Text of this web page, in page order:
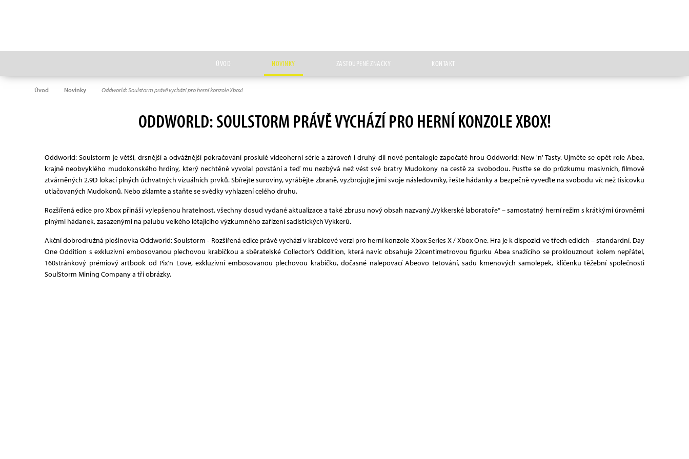
ÚVOD NOVINKY ZASTOUPENÉ ZNAČKY KONTAKT
Úvod Novinky Oddworld: Soulstorm právě vychází pro herní konzole Xbox!
ODDWORLD: SOULSTORM PRÁVĚ VYCHÁZÍ PRO HERNÍ KONZOLE XBOX!
Oddworld: Soulstorm je větší, drsnější a odvážnější pokračování proslulé videoherní série a zároveň i druhý díl nové pentalogie započaté hrou Oddworld: New 'n' Tasty. Ujměte se opět role Abea,
krajně neobvyklého mudokonského hrdiny, který nechtěně vyvolal povstání a teď mu nezbývá než vést své bratry Mudokony na cestě za svobodou. Pusťte se do průzkumu masivních, filmově
ztvárněných 2.9D lokací plných úchvatných vizuálních prvků. Sbírejte suroviny, vyrábějte zbraně, vyzbrojujte jimi svoje následovníky, řešte hádanky a bezpečně vyveďte na svobodu víc než tisícovku
utlačovaných Mudokonů. Nebo zklamte a staňte se svědky vyhlazení celého druhu.
Rozšířená edice pro Xbox přináší vylepšenou hratelnost, všechny dosud vydané aktualizace a také zbrusu nový obsah nazvaný „Vykkerské laboratoře“ – samostatný herní režim s krátkými úrovněmi
plnými hádanek, zasazenými na palubu velkého létajícího výzkumného zařízení sadistických Vykkerů.
Akční dobrodružná plošinovka Oddworld: Soulstorm - Rozšířená edice právě vychází v krabicové verzi pro herní konzole Xbox Series X / Xbox One. Hra je k dispozici ve třech edicích – standardní, Day
One Oddition s exkluzivní embosovanou plechovou krabičkou a sběratelské Collector’s Oddition, která navíc obsahuje 22centimetrovou figurku Abea snažícího se proklouznout kolem nepřátel,
160stránkový prémiový artbook od Pix'n Love, exkluzivní embosovanou plechovou krabičku, dočasné nalepovací Abeovo tetování, sadu kmenových samolepek, klíčenku těžební společnosti
SoulStorm Mining Company a tři obrázky.